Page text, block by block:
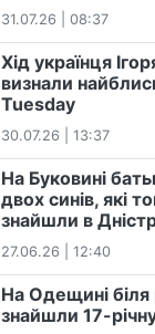
31.07.26 | 08:37
Хід українця
визнали
Tuesday
30.07.26 | 13:37
На Буковині
двох синів, які
знайшли в
27.06.26 | 12:40
На Одещині біля
знайшли 17-